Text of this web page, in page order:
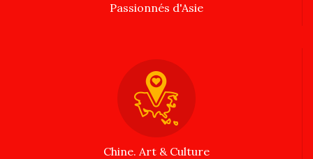
Passionnés d'Asie
Chine. Art & Culture